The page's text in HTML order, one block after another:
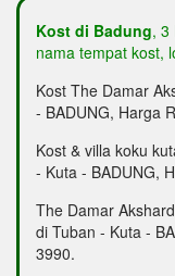
Kost di Badung, 3
nama tempat kost,
Kost The Damar
- BADUNG, Harga
Kost & villa koku
- Kuta - BADUNG,
The Damar
di Tuban - Kuta -
3990.